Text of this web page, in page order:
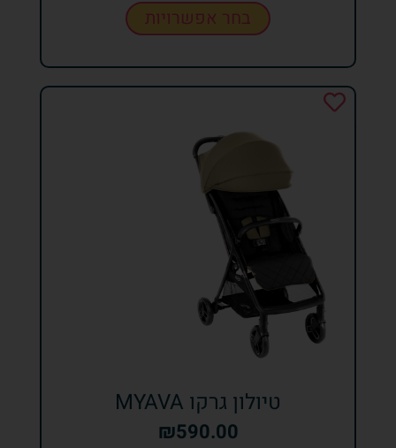
בחר אפשרויות
טיולון גרקו MYAVA
₪590.00